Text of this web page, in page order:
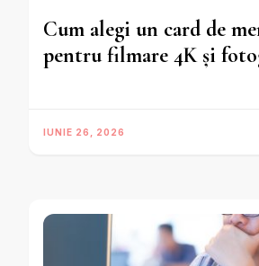
Cum alegi un card de
pentru filmare 4K și
IUNIE 26, 2026